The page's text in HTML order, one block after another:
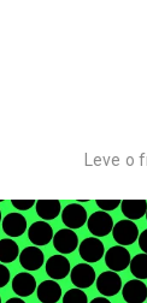
Leve